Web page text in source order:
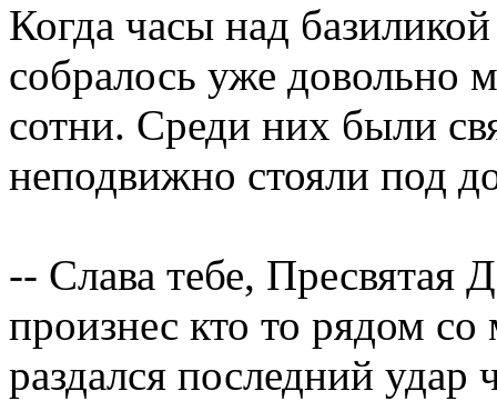
Когда часы над
собралось уже довольно
сотни. Среди них были
неподвижно стояли под
-- Слава тебе, Пресвятая
произнес кто то рядом
раздался последний удар